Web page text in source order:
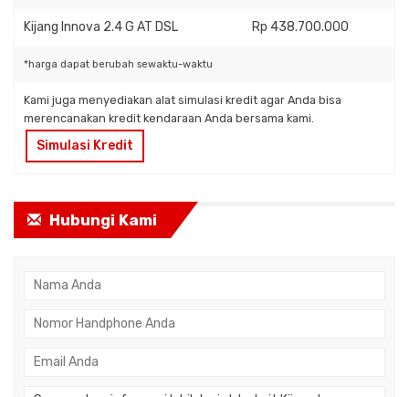
Kijang Innova 2.4 G AT DSL Rp 438.700.000
*harga dapat berubah sewaktu-waktu
Kami juga menyediakan alat simulasi kredit agar Anda bisa
merencanakan kredit kendaraan Anda bersama kami.
Simulasi Kredit
Hubungi Kami